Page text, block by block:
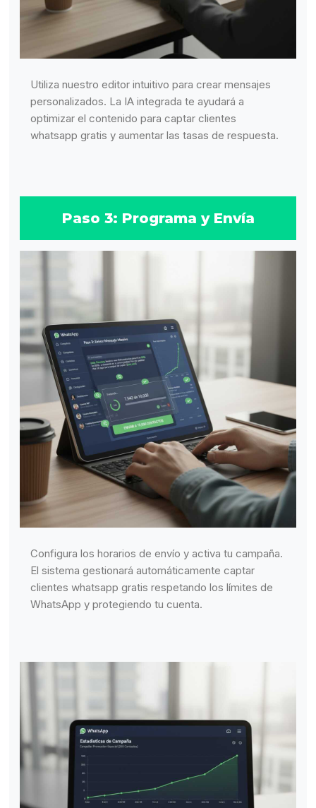
Utiliza nuestro editor intuitivo para crear mensajes
personalizados. La IA integrada te ayudará a
optimizar el contenido para captar clientes
whatsapp gratis y aumentar las tasas de respuesta.
Paso 3: Programa y Envía
Configura los horarios de envío y activa tu campaña.
El sistema gestionará automáticamente captar
clientes whatsapp gratis respetando los límites de
WhatsApp y protegiendo tu cuenta.